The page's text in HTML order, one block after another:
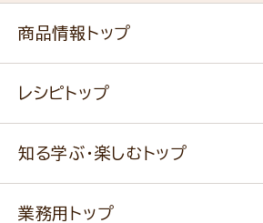
商品情報トップ
健康食品・他
新商品・リニューアル商品
レシピトップ
作り方動画
知る学ぶ・楽しむトップ
業務用トップ